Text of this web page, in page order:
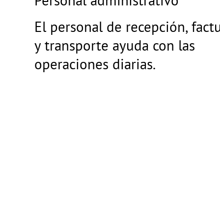
El personal de recepción,
y transporte ayuda con las
operaciones diarias.